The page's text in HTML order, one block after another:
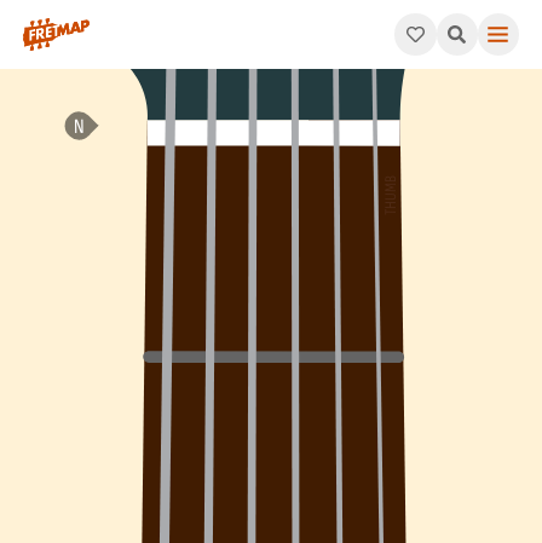
How to play G Minor Add 9 Arpeggio (Gmadd9). This